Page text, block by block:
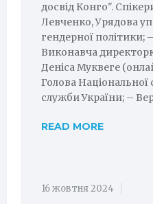
досвід Конго".
Левченко, Урядова
гендерної політики;
Виконавча
Деніса Муквеге
Голова Національної
служби України; –
READ MORE
16 жовтня 2024